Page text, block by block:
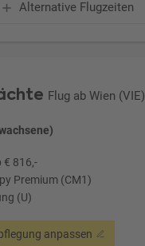
Alternative Flugzeiten
Flug ab Wien (VIE)
€ 816,-
Premium (CM1)
(U)
anpassen